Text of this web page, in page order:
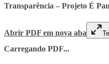
Transparência – Projeto É
Abrir PDF em nova aba
Carregando PDF...